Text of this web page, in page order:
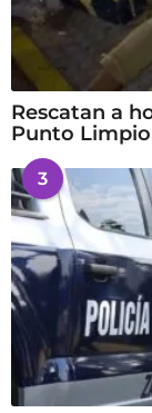
Rescatan a
Punto
3